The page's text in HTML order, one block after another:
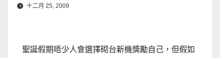
十二月 25, 2009
聖誕假期唔少人會選擇砌台新機獎勵自己，但假如